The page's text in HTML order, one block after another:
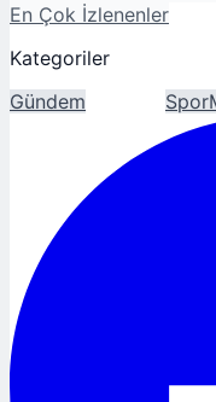
En Çok İzlenenler
Kategoriler
Gündem
Spor